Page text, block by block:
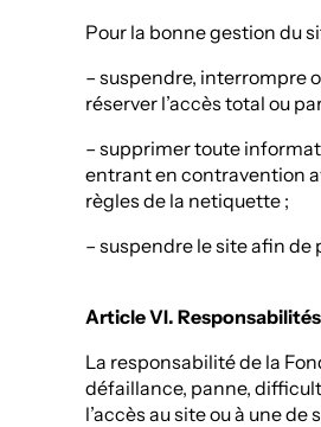
Pour la bonne gestion du
– suspendre, interrompre
réserver l’accès total ou
– supprimer toute
entrant en contravention
règles de la netiquette ;
– suspendre le site afin de
Article VI. Responsabilités
La responsabilité de la
défaillance, panne,
l’accès au site ou à une